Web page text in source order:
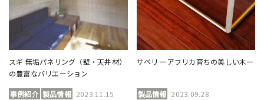
スギ 無垢パネリング（壁・天井材）
の豊富なバリエーション
事例紹介 製品情報 2023.11.15
サペリ ーアフリカ育ちの美しい木ー
製品情報 2023.09.28